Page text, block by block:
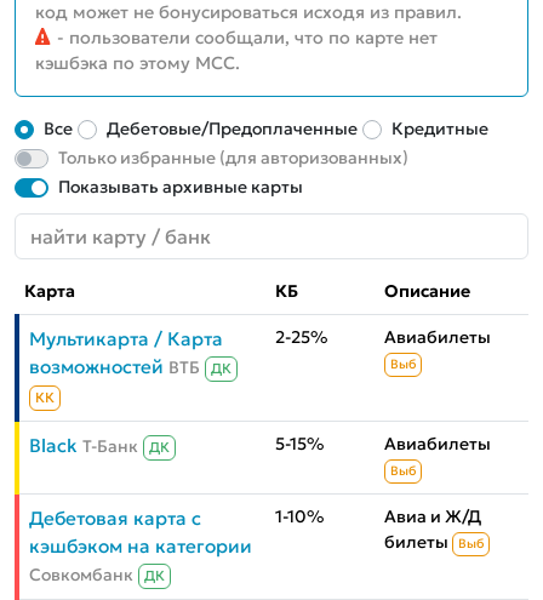
код может не бонусироваться исходя из правил.
- пользователи сообщали, что по карте нет
кэшбэка по этому MCC.
Все Дебетовые/Предоплаченные
Кредитные
Только избранные (для авторизованных)
Показывать архивные карты
Карта КБ Описание
Мультикарта / Карта
возможностей ВТБ
ДК
КК
2-25% Авиабилеты
Выб
Black Т-Банк ДК 5-15% Авиабилеты
Выб
Дебетовая карта с
кэшбэком на категории
Совкомбанк ДК
1-10%
Авиа и Ж/Д
билеты
Выб